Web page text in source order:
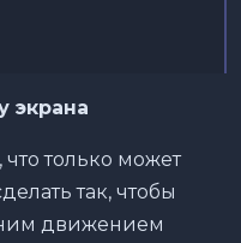
экрана
только может
так, чтобы
движением